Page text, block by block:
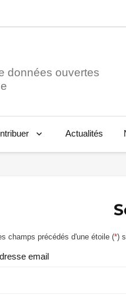
données ouvertes
Actualités
champs précédés d'une étoile (*)
email